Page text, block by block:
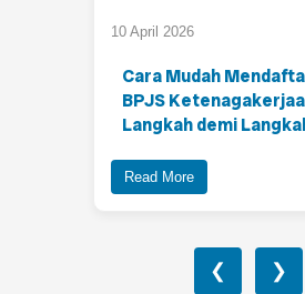
10 April 2026
Cara Mudah
BPJS
Langkah demi
Read More
❮ ❯